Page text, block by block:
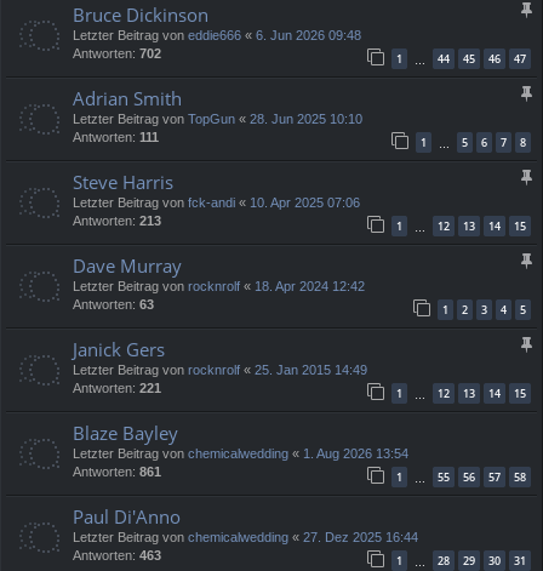
Bruce Dickinson
Letzter Beitrag von eddie666 « 6. Jun 2026 09:48
Antworten: 702 1 44 45 46 47
Adrian Smith
Letzter Beitrag von TopGun « 28. Jun 2025 10:10
Antworten: 111 1 5 6 7 8
Steve Harris
Letzter Beitrag von fck-andi « 10. Apr 2025 07:06
Antworten: 213 1 12 13 14 15
Dave Murray
Letzter Beitrag von rocknrolf « 18. Apr 2024 12:42
Antworten: 63 1 2 3 4 5
Janick Gers
Letzter Beitrag von rocknrolf « 25. Jan 2015 14:49
Antworten: 221 1 … 12 13 14 15
Blaze Bayley
Letzter Beitrag von chemicalwedding « 1. Aug 2026 13:54
Antworten: 861 1 … 55 56 57 58
Paul Di'Anno
Letzter Beitrag von chemicalwedding « 27. Dez 2025 16:44
Antworten: 463 1 … 28 29 30 31